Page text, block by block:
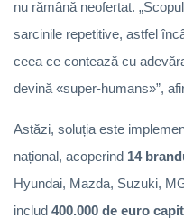
nu rămână neofertat.
sarcinile repetitive, astfel
ceea ce contează cu
devină «super-humans»”,
Astăzi, soluția este
național, acoperind 14
Hyundai, Mazda, Suzuki,
includ 400.000 de euro